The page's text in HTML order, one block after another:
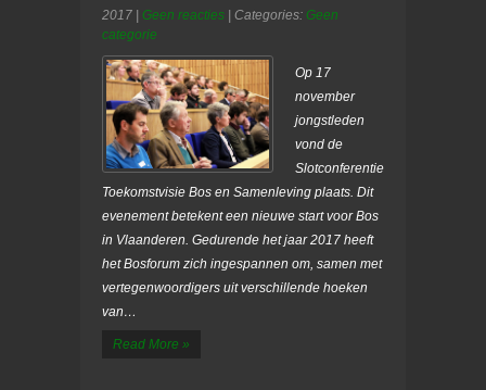
2017 Geen reacties | Categories: Geen
categorie
Op 17
november
jongstleden
vond de
Slotconferentie
Toekomstvisie Bos en Samenleving plaats. Dit
evenement betekent een nieuwe start voor Bos
in Vlaanderen. Gedurende het jaar 2017 heeft
het Bosforum zich ingespannen om, samen met
vertegenwoordigers uit verschillende hoeken
van…
Read More »